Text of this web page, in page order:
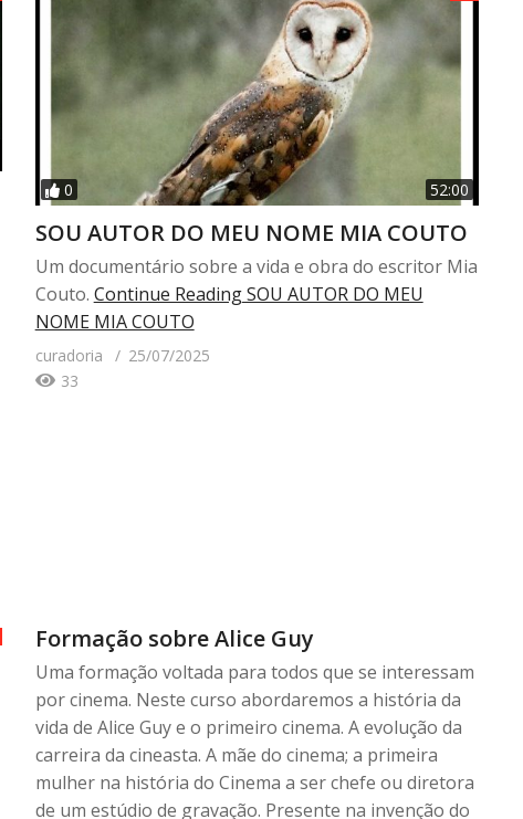
0 52:00
SOU AUTOR DO MEU NOME MIA COUTO
Um documentário sobre a vida e obra do escritor Mia
Couto. Continue ReadingSOU AUTOR DO MEU
NOME MIA COUTO
curadoria
25/07/2025
33
Formação sobre Alice Guy
Uma formação voltada para todos que se interessam
por cinema. Neste curso abordaremos a história da
vida de Alice Guy e o primeiro cinema. A evolução da
carreira da cineasta. A mãe do cinema; a primeira
mulher na história do Cinema a ser chefe ou diretora
de um estúdio de gravação. Presente na invenção do